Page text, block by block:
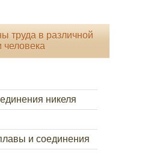
труда в различной
человека
никеля
и соединения